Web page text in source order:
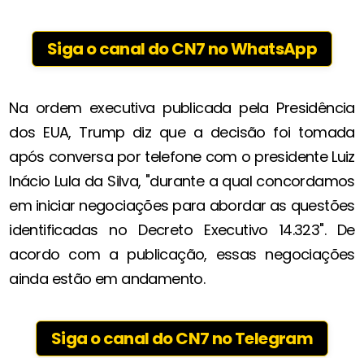
Siga o canal do CN7 no WhatsApp
Na ordem executiva publicada pela Presidência
dos EUA, Trump diz que a decisão foi tomada
após conversa por telefone com o presidente Luiz
Inácio Lula da Silva, "durante a qual concordamos
em iniciar negociações para abordar as questões
identificadas no Decreto Executivo 14.323". De
acordo com a publicação, essas negociações
ainda estão em andamento.
Siga o canal do CN7 no Telegram